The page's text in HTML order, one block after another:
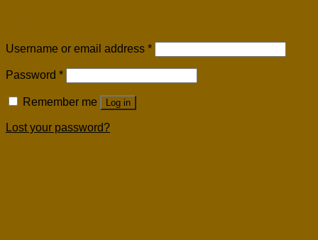
Username or email address *
Password *
Remember me Log in
Lost your password?